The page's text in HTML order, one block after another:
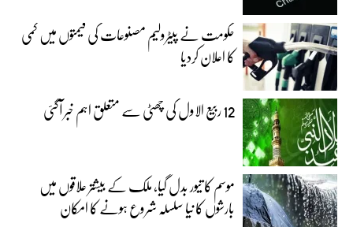
حکومت نے پیٹرولیم مصنوعات کی قیمتوں میں کمی
کا اعلان کردیا
12 ربیع الاول کی چھٹی سے متعلق اہم خبر آگئی
موسم کا تیور بدل گیا، ملک کے بیشتر علاقوں میں
بارشوں کا نیا سلسلہ شروع ہونے کا امکان